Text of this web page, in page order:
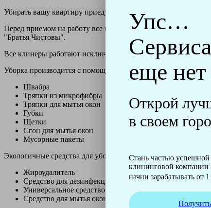
Упс…
еще нет
Открой
в своем
Стань частью
клининговой компании
начни зарабатывать от
Убирать вашу квартиру приедут профессионально
Перед приемом на работу все клинеры проходят
"Братья Чистовы".
Все клинеры работают исключительно в форме с логотипом
Уборка производится с помощью профессиональных
Швабра
Тряпки из микрофибры
Тряпки для мытья окон
Губки
Щетки
Сгон для мытья окон
Мусорные пакеты
Экологичные средства для уборки немецкой марки Kiehl:
Жироудалитель
Средство для дезинфекции
Универсальное средство
Средство для мытья окон